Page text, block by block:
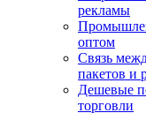
рекламы
оптом
Связь
пакетов и
Дешевые
торговли